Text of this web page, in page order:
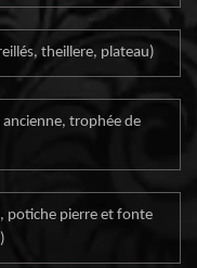
theillere, plateau)
trophée de
potiche pierre et fonte